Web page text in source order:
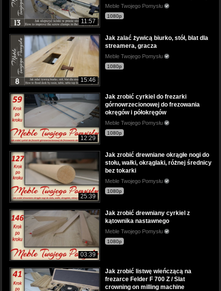
11:57
Meble Twojego Pomysłu
1080p
15:46
Jak zalać żywicą biurko, stół, blat dla
streamera, gracza
Meble Twojego Pomysłu
1080p
12:29
Jak zrobić cyrkiel do frezarki
górnowrzecionowej do frezowania
okręgów i półokręgów
Meble Twojego Pomysłu
1080p
25:39
Jak zrobić drewniane okrągłe nogi do
stołu, wałki, okrąglaki, różnej średnicy
bez tokarki
Meble Twojego Pomysłu
1080p
03:39
Jak zrobić drewniany cyrkiel z
kątownika nastawnego
Meble Twojego Pomysłu
1080p
Jak zrobić listwę wieńczącą na
frezarce Felder F 700 Z / Slat
crowning on milling machine